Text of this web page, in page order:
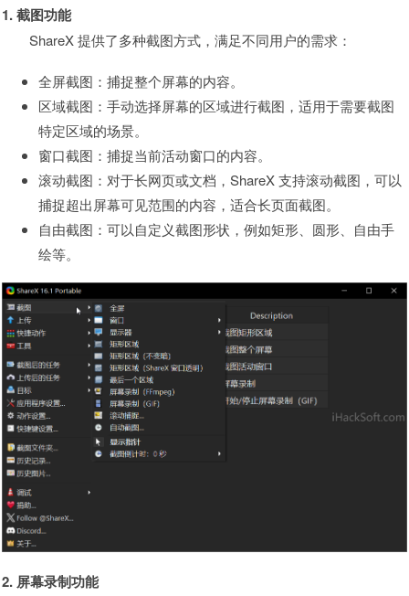
1. 截图功能
ShareX 提供了多种截图方式，满足不同用户的需求：
全屏截图：捕捉整个屏幕的内容。
区域截图：手动选择屏幕的区域进行截图，适用于需要截图
特定区域的场景。
窗口截图：捕捉当前活动窗口的内容。
滚动截图：对于长网页或文档，ShareX 支持滚动截图，可以
捕捉超出屏幕可见范围的内容，适合长页面截图。
自由截图：可以自定义截图形状，例如矩形、圆形、自由手
绘等。
2. 屏幕录制功能